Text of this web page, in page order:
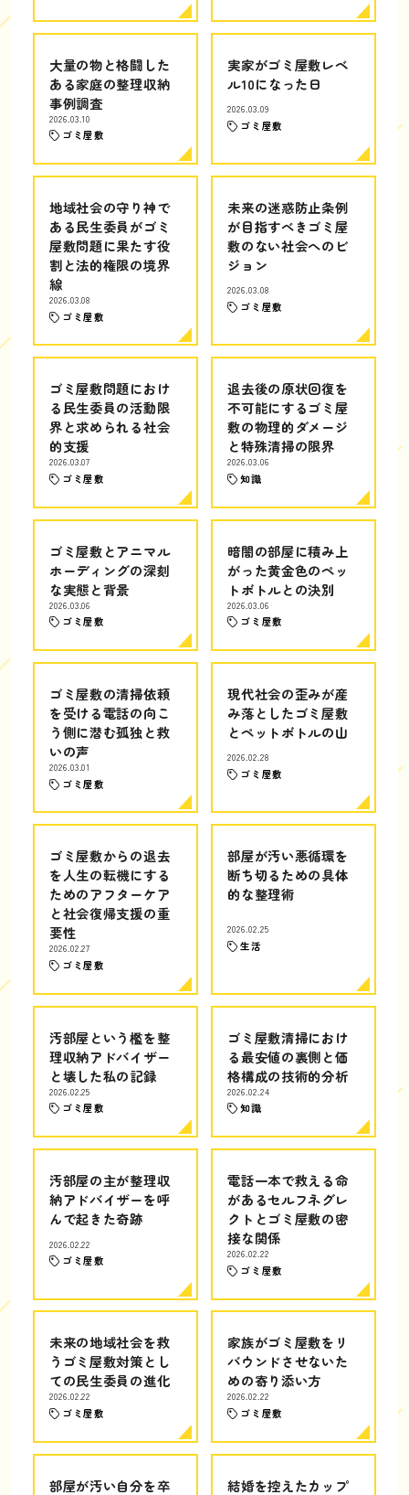
大量の物と格闘した
ある家庭の整理収納
事例調査
2026.03.10
ゴミ屋敷
実家がゴミ屋敷レベ
ル10になった日
2026.03.09
ゴミ屋敷
地域社会の守り神で
ある民生委員がゴミ
屋敷問題に果たす役
割と法的権限の境界
線
2026.03.08
ゴミ屋敷
未来の迷惑防止条例
が目指すべきゴミ屋
敷のない社会へのビ
ジョン
2026.03.08
ゴミ屋敷
ゴミ屋敷問題におけ
る民生委員の活動限
界と求められる社会
的支援
2026.03.07
ゴミ屋敷
退去後の原状回復を
不可能にするゴミ屋
敷の物理的ダメージ
と特殊清掃の限界
2026.03.06
知識
ゴミ屋敷とアニマル
ホーディングの深刻
な実態と背景
2026.03.06
ゴミ屋敷
暗闇の部屋に積み上
がった黄金色のペッ
トボトルとの決別
2026.03.06
ゴミ屋敷
ゴミ屋敷の清掃依頼
を受ける電話の向こ
う側に潜む孤独と救
いの声
2026.03.01
ゴミ屋敷
現代社会の歪みが産
み落としたゴミ屋敷
とペットボトルの山
2026.02.28
ゴミ屋敷
ゴミ屋敷からの退去
を人生の転機にする
ためのアフターケア
と社会復帰支援の重
要性
2026.02.27
ゴミ屋敷
部屋が汚い悪循環を
断ち切るための具体
的な整理術
2026.02.25
生活
汚部屋という檻を整
理収納アドバイザー
と壊した私の記録
2026.02.25
ゴミ屋敷
ゴミ屋敷清掃におけ
る最安値の裏側と価
格構成の技術的分析
2026.02.24
知識
汚部屋の主が整理収
納アドバイザーを呼
んで起きた奇跡
2026.02.22
ゴミ屋敷
電話一本で救える命
があるセルフネグレ
クトとゴミ屋敷の密
接な関係
2026.02.22
ゴミ屋敷
未来の地域社会を救
うゴミ屋敷対策とし
ての民生委員の進化
2026.02.22
ゴミ屋敷
家族がゴミ屋敷をリ
バウンドさせないた
めの寄り添い方
2026.02.22
ゴミ屋敷
部屋が汚い自分を卒
結婚を控えたカップ